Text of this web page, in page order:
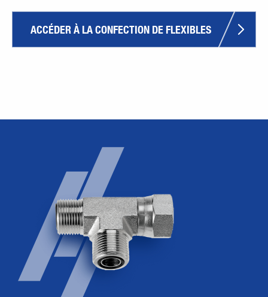
ACCÉDER À LA CONFECTION DE FLEXIBLES